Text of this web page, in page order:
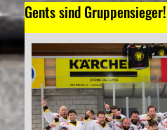
Gents sind